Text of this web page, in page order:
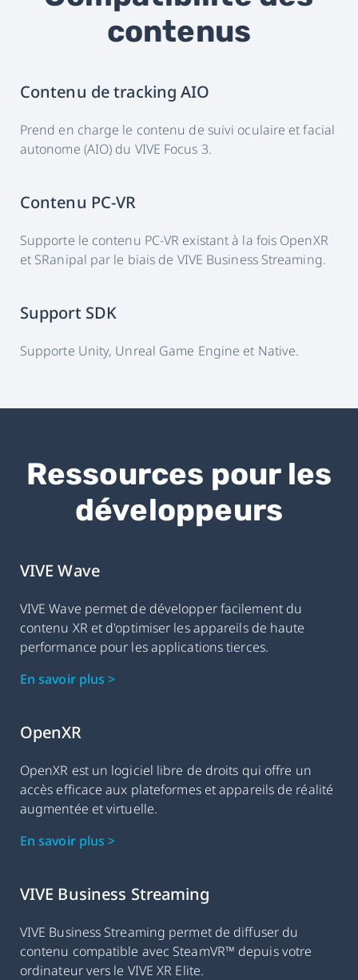
contenus
Contenu de tracking AIO
Prend en charge le contenu de suivi oculaire et facial
autonome (AIO) du VIVE Focus 3.
Contenu PC-VR
Supporte le contenu PC-VR existant à la fois OpenXR
et SRanipal par le biais de VIVE Business Streaming.
Support SDK
Supporte Unity, Unreal Game Engine et Native.
Ressources pour les
développeurs
VIVE Wave
VIVE Wave permet de développer facilement du
contenu XR et d'optimiser les appareils de haute
performance pour les applications tierces.
En savoir plus >
OpenXR
OpenXR est un logiciel libre de droits qui offre un
accès efficace aux plateformes et appareils de réalité
augmentée et virtuelle.
En savoir plus >
VIVE Business Streaming
VIVE Business Streaming permet de diffuser du
contenu compatible avec SteamVR™ depuis votre
ordinateur vers le VIVE XR Elite.